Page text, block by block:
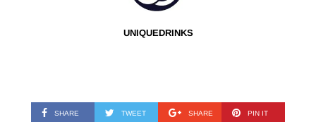
UNIQUEDRINKS
SHARE TWEET SHARE PIN IT